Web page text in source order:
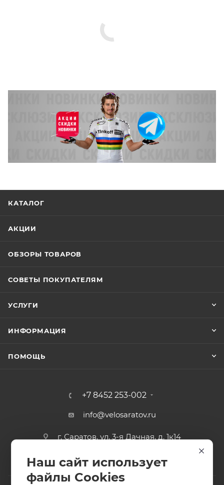
КАТАЛОГ
АКЦИИ
ОБЗОРЫ ТОВАРОВ
СОВЕТЫ ПОКУПАТЕЛЯМ
УСЛУГИ
ИНФОРМАЦИЯ
ПОМОЩЬ
+7 8452 253-002
info@velosaratov.ru
г. Саратов, ул. 3-я Дачная, д. 1к14
Наш сайт использует
файлы Cookies